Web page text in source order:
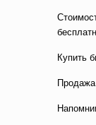
Купить